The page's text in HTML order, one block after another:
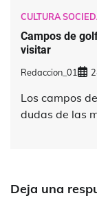
CULTURA
Campos de
visitar
Redaccion_01
Los campos
dudas de las
Deja una